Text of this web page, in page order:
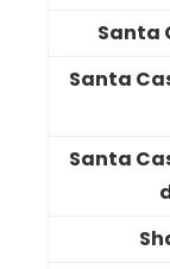
Santa
Santa
Santa